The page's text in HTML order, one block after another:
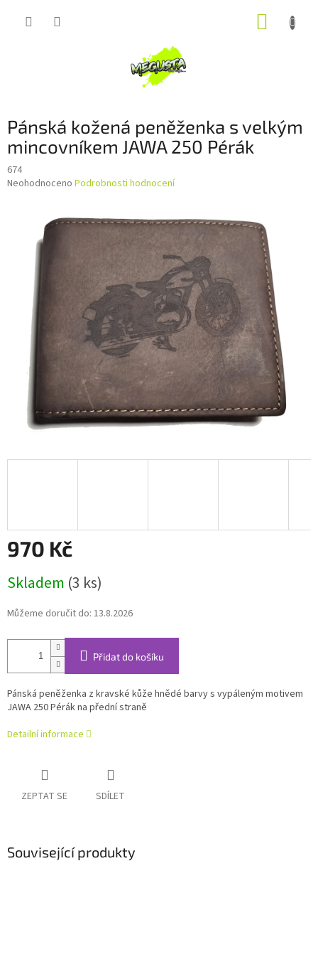
Pánská kožená peněženka s velkým
mincovníkem JAWA 250 Pérák
674
Průměrné
hvězdiček.
Neohodnoceno Podrobnosti hodnocení
970 Kč
cena:
Skladem (3 ks)
Můžeme doručit do: 13.8.2026
Přidat do košíku
Pánská peněženka z kravské kůže hnědé barvy s vypáleným motivem
JAWA 250 Pérák na přední straně
Detailní informace
ZEPTAT SE SDÍLET
Související produkty